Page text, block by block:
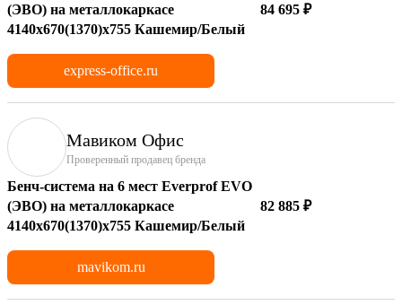
(ЭВО) на металлокаркасе
4140х670(1370)x755 Кашемир/Белый
84 695 ₽
express-office.ru
Мавиком Офис
Проверенный продавец бренда
Бенч-система на 6 мест Everprof EVO
(ЭВО) на металлокаркасе
4140х670(1370)x755 Кашемир/Белый
82 885 ₽
mavikom.ru